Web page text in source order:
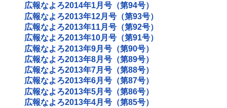
広報なよろ2014年1月号（第94号）
広報なよろ2013年12月号（第93号）
広報なよろ2013年11月号（第92号）
広報なよろ2013年10月号（第91号）
広報なよろ2013年9月号（第90号）
広報なよろ2013年8月号（第89号）
広報なよろ2013年7月号（第88号）
広報なよろ2013年6月号（第87号）
広報なよろ2013年5月号（第86号）
広報なよろ2013年4月号（第85号）